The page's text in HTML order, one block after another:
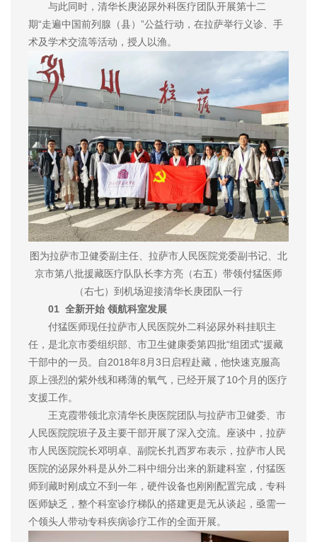
与此同时，清华长庚泌尿外科医疗团队开展第十二
期“走遍中国前列腺（县）”公益行动，在拉萨举行义诊、手
术及学术交流等活动，授人以渔。
图为拉萨市卫健委副主任、拉萨市人民医院党委副书记、北
京市第八批援藏医疗队队长李方亮（右五）带领付猛医师
（右七）到机场迎接清华长庚团队一行
01 全新开始 领航科室发展
付猛医师现任拉萨市人民医院外二科泌尿外科挂职主
任，是北京市委组织部、市卫生健康委第四批“组团式”援藏
干部中的一员。自2018年8月3日启程赴藏，他快速克服高
原上强烈的紫外线和稀薄的氧气，已经开展了10个月的医疗
支援工作。
王克霞带领北京清华长庚医院团队与拉萨市卫健委、市
人民医院院班子及主要干部开展了深入交流。座谈中，拉萨
市人民医院院长邓明卓、副院长扎西罗布表示，拉萨市人民
医院的泌尿外科是从外二科中细分出来的新建科室，付猛医
师到藏时刚成立不到一年，硬件设备也刚刚配置完成，专科
医师缺乏，整个科室诊疗梯队的搭建更是无从谈起，亟需一
个领头人带动专科疾病诊疗工作的全面开展。